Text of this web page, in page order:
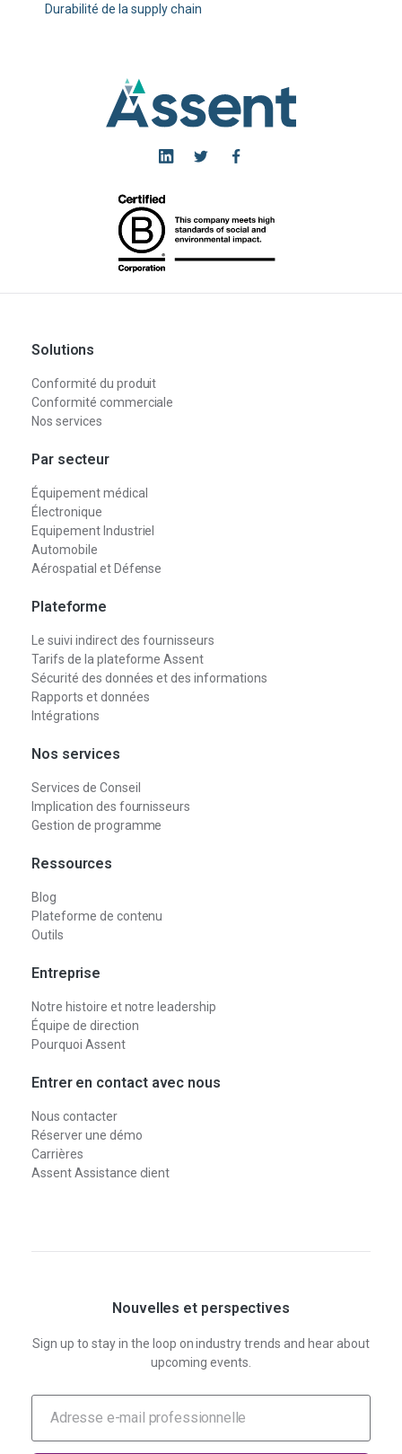
Durabilité de la supply chain
Solutions
Conformité du produit
Conformité commerciale
Nos services
Par secteur
Équipement médical
Électronique
Equipement Industriel
Automobile
Aérospatial et Défense
Plateforme
Le suivi indirect des fournisseurs
Tarifs de la plateforme Assent
Sécurité des données et des informations
Rapports et données
Intégrations
Nos services
Services de Conseil
Implication des fournisseurs
Gestion de programme
Ressources
Blog
Plateforme de contenu
Outils
Entreprise
Notre histoire et notre leadership
Équipe de direction
Pourquoi Assent
Entrer en contact avec nous
Nous contacter
Réserver une démo
Carrières
Assent Assistance client
Nouvelles et perspectives
Sign up to stay in the loop on industry trends and hear about
upcoming events.